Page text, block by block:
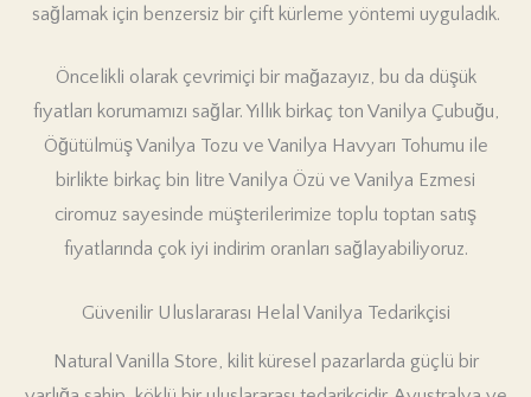
sağlamak için benzersiz bir çift kürleme yöntemi uyguladık.
Öncelikli olarak çevrimiçi bir mağazayız, bu da düşük
fiyatları korumamızı sağlar. Yıllık birkaç ton Vanilya Çubuğu,
Öğütülmüş Vanilya Tozu ve Vanilya Havyarı Tohumu ile
birlikte birkaç bin litre Vanilya Özü ve Vanilya Ezmesi
ciromuz sayesinde müşterilerimize toplu toptan satış
fiyatlarında çok iyi indirim oranları sağlayabiliyoruz.
Güvenilir Uluslararası Helal Vanilya Tedarikçisi
Natural Vanilla Store, kilit küresel pazarlarda güçlü bir